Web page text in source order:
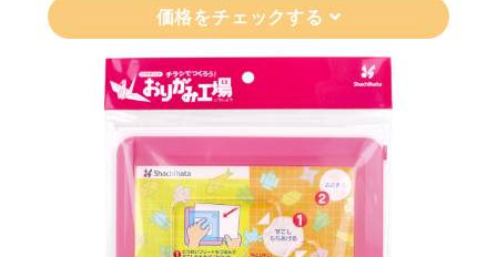
価格をチェックする